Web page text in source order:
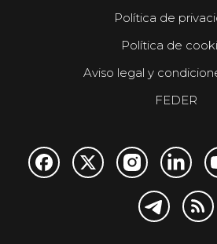
Política de
Política de
Aviso legal y
FEDER